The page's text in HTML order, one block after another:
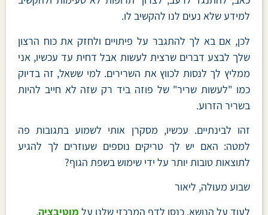
למידע שלא נעים לנו להקשיב לו.
לכן, אם בא לך להתגבר על פיתויים ולחזק את כוח הרצון
שלך לבצע דברים שרצית לעשות אבל דחית עד עכשיו, אני
ממליץ לך לנסות לכווץ את השרירים. למי ששאל, זה בדיוק
כמו "לעשות שריר" של פוזה ביד רק שזה לא חייב להיות
בשריר הזרוע.
זהו לבינתיים. עכשיו, מסקרן אותי לשמוע בתגובות פה
למטה: האם יש לך טריקים נוספים שעוזרים לך להגיע
לתוצאות טובות יותר על ידי שימוש בשפת הגוף?
שבוע מעולה, ליאור
לעוד על הנושא, כנסו לדף המרכזי שלנו על מוטיבציה.